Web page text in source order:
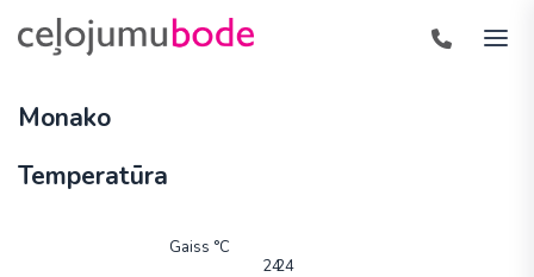
Monako
Temperatūra
Gaiss °C